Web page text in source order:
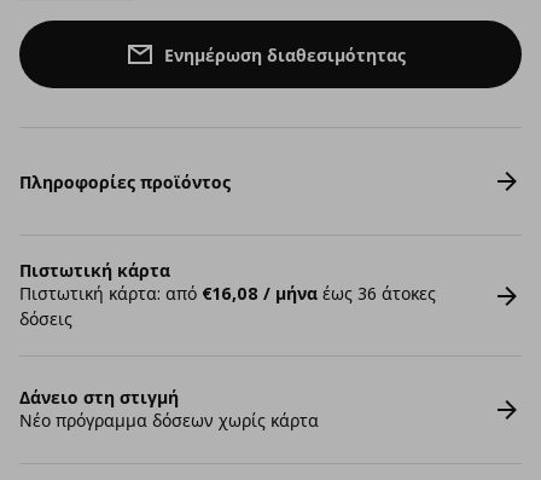
Ενημέρωση διαθεσιμότητας
Πληροφορίες προϊόντος
Πιστωτική κάρτα
Πιστωτική κάρτα: από €16,08 / μήνα έως 36 άτοκες
δόσεις
Δάνειο στη στιγμή
Νέο πρόγραμμα δόσεων χωρίς κάρτα